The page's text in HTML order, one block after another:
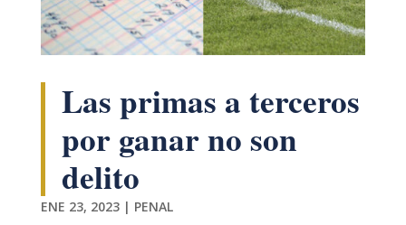
Las primas a terceros
por ganar no son
delito
ENE 23, 2023| PENAL
Necesarias